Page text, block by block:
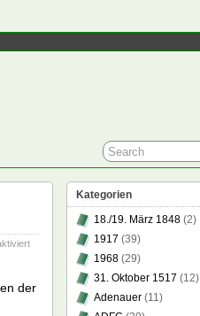
für
Beerdigung
Gedankens
der
Kategorien
18./19. März 1848 (2)
1917 (39)
1968 (29)
31. Oktober 1517 (12)
Adenauer (11)